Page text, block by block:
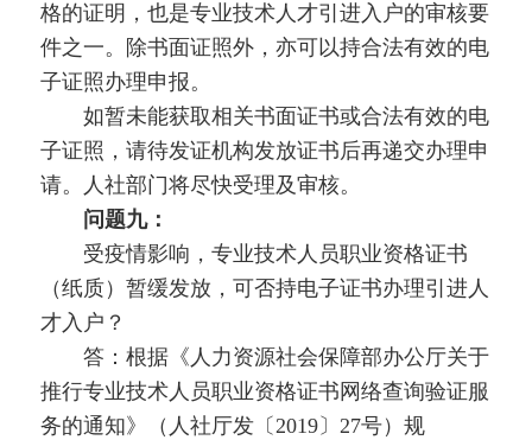
格的证明，也是专业技术人才引进入户的审核要
件之一。除书面证照外，亦可以持合法有效的电
子证照办理申报。
如暂未能获取相关书面证书或合法有效的电
子证照，请待发证机构发放证书后再递交办理申
请。人社部门将尽快受理及审核。
问题九：
受疫情影响，专业技术人员职业资格证书
（纸质）暂缓发放，可否持电子证书办理引进人
才入户？
答：根据《人力资源社会保障部办公厅关于
推行专业技术人员职业资格证书网络查询验证服
务的通知》（人社厅发〔2019〕27号）规